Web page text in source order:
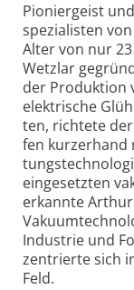
Pi­onier­geist
spezi­alis­ten
Alter von nur
Wetz­lar
der Pro­duk­tion
elekt­rische
ten, rich­tete
fen kur­zer­hand
einge­setz­ten
er­kannte
In­dust­rie und
zentrierte sich
Feld.